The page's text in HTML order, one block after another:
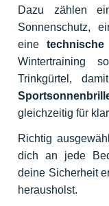
Dazu zählen
Sonnenschutz,
eine technische
Wintertraining
Trinkgürtel,
gleichzeitig für
Richtig
dich an jede
deine Sicherheit
herausholst.